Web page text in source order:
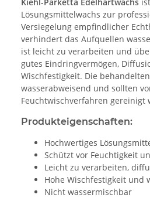
Lösungsmittelwachs zur
Versiegelung empfindlicher
verhindert das Aufquellen
ist leicht zu verarbeiten und
gutes Eindringvermögen,
Wischfestigkeit. Die
wasserabweisend und sollten
Feuchtwischverfahren gereinigt
Produkteigenschaften:
Hochwertiges
Schützt vor Feuchtigkeit
Leicht zu verarbeiten,
Hohe Wischfestigkeit und
Nicht wassermischbar